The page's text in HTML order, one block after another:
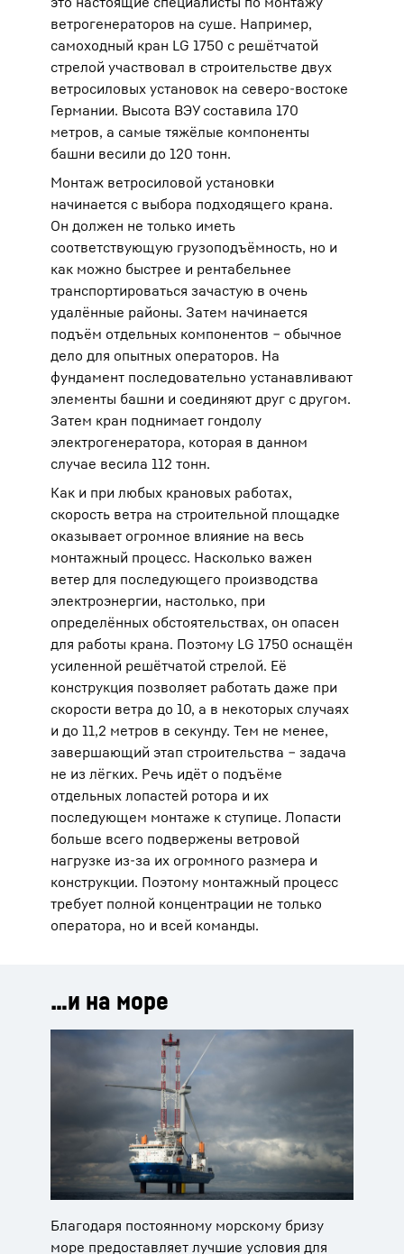
ветрогенераторов на суше. Например,
самоходный кран LG 1750 с решётчатой
стрелой участвовал в строительстве двух
ветросиловых установок на северо-востоке
Германии. Высота ВЭУ составила 170
метров, а самые тяжёлые компоненты
башни весили до 120 тонн.
Монтаж ветросиловой установки
начинается с выбора подходящего крана.
Он должен не только иметь
соответствующую грузоподъёмность, но и
как можно быстрее и рентабельнее
транспортироваться зачастую в очень
удалённые районы. Затем начинается
подъём отдельных компонентов ‒ обычное
дело для опытных операторов. На
фундамент последовательно устанавливают
элементы башни и соединяют друг с другом.
Затем кран поднимает гондолу
электрогенератора, которая в данном
случае весила 112 тонн.
Как и при любых крановых работах,
скорость ветра на строительной площадке
оказывает огромное влияние на весь
монтажный процесс. Насколько важен
ветер для последующего производства
электроэнергии, настолько, при
определённых обстоятельствах, он опасен
для работы крана. Поэтому LG 1750 оснащён
усиленной решётчатой стрелой. Её
конструкция позволяет работать даже при
скорости ветра до 10, а в некоторых случаях
и до 11,2 метров в секунду. Тем не менее,
завершающий этап строительства ‒ задача
не из лёгких. Речь идёт о подъёме
отдельных лопастей ротора и их
последующем монтаже к ступице. Лопасти
больше всего подвержены ветровой
нагрузке из-за их огромного размера и
конструкции. Поэтому монтажный процесс
требует полной концентрации не только
оператора, но и всей команды.
…и на море
Благодаря постоянному морскому бризу
море предоставляет лучшие условия для